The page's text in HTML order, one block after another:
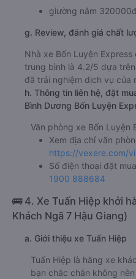
giường nằm
g. Review, đánh giá chất
Nhà xe Bốn Luyện
trung bình là 4.2/5 dựa
đã trải nghiệm dịch vụ của
h. Thông tin liên hệ, đặt
Bình Dương Bốn Luyện
Văn phòng xe Bốn Luyện
Xem địa chỉ văn
https://vexere.com/
Số điện thoại đặt
1900 888684
🚌 4. Xe Tuấn Hiệp khởi
Khách Ngã 7 Hậu Giang)
a. Giới thiệu xe Tuấn Hiệp
Tuấn Hiệp là hãng xe
bạn chắc chắn không